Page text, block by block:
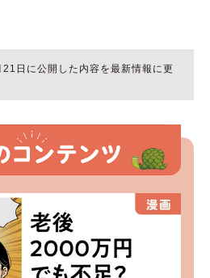
日に公開した内容を最新情報に更